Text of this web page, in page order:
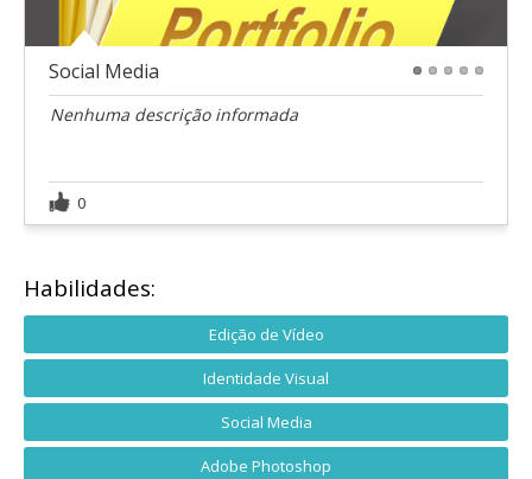
Social Media
Nenhuma descrição informada
0
Habilidades:
Edição de Vídeo
Identidade Visual
Social Media
Adobe Photoshop